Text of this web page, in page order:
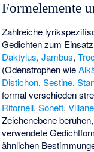
Formelemente
Zahlreiche
Gedichten zum
Daktylus,Jambus,
(Odenstrophen wie
Distichon,Sestine,
formal verschieden
Ritornell,Sonett,
Zeichenebene
verwendete
ähnlichen